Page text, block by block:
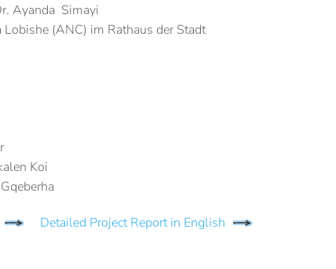
Ayanda Simayi
(ANC) im Rathaus der Stadt
Koi
Detailed Project Report in English